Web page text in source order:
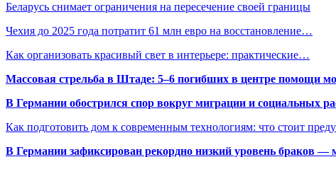
Беларусь снимает ограничения на пересечение своей границы
Чехия до 2025 года потратит 61 млн евро на восстановление…
Как организовать красивый свет в интерьере: практические…
Массовая стрельба в Штаде: 5–6 погибших в центре помощи
В Германии обострился спор вокруг миграции и социальных
Как подготовить дом к современным технологиям: что стоит
В Германии зафиксирован рекордно низкий уровень браков —